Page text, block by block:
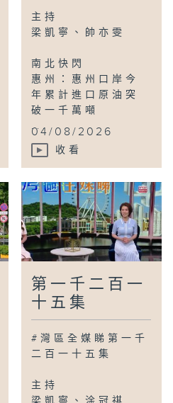
主持
梁凱寧、帥亦雯
南北快閃
惠州：惠州口岸今
年累計進口原油突
破一千萬噸
...
04/08/2026
收看
第一千二百一
十五集
#灣區全媒睇第一千
二百一十五集
主持